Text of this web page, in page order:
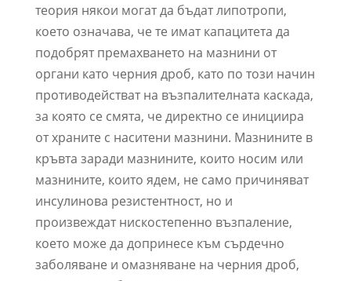
теория някои могат да бъдат липотропи,
което означава, че те имат капацитета да
подобрят премахването на мазнини от
органи като черния дроб, като по този начин
противодействат на възпалителната каскада,
за която се смята, че директно се инициира
от храните с наситени мазнини. Мазнините в
кръвта заради мазнините, които носим или
мазнините, които ядем, не само причиняват
инсулинова резистентност, но и
произвеждат нискостепенно възпаление,
което може да допринесе към сърдечно
заболяване и омазняване на черния дроб,